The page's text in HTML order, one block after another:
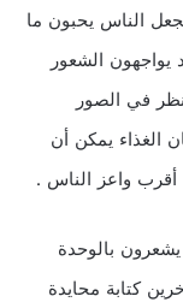
الناس يحبون ما
يواجهون الشعور
في الصور
الغذاء يمكن أن
واعز الناس .
بالوحدة
كتابة محايدة